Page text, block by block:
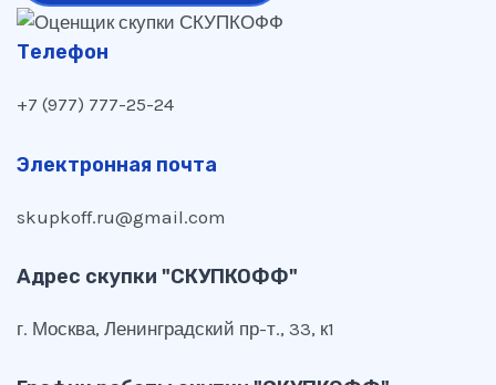
Телефон
+7 (977) 777-25-24
Электронная почта
skupkoff.ru@gmail.com
Адрес скупки "СКУПКОФФ"
г. Москва, Ленинградский пр-т., 33, к1